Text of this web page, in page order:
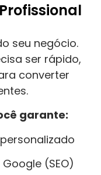
seu negócio.
ser rápido,
converter
garante:
(SEO)